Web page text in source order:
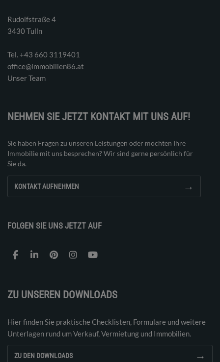
Rudolfstraße 4
3430 Tulln
Tel. ‭+43 660 3119401‬
office@immobilien86.at
Unser Team
NEHMEN SIE JETZT KONTAKT MIT UNS AUF!
Sie haben Fragen zu unseren Leistungen oder möchten Ihre
Immobilie mit uns besprechen? Wir sind gerne persönlich für
Sie da.
KONTAKT AUFNEHMEN →
FOLGEN SIE UNS JETZT AUF
ZU UNSEREN DOWNLOADS
Hier finden Sie praktische Checklisten, Formulare und weitere
Unterlagen rund um Verkauf, Vermietung und Immobilien.
ZU DEN DOWNLOADS →